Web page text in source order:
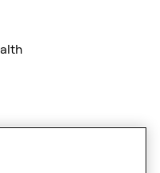
- Health